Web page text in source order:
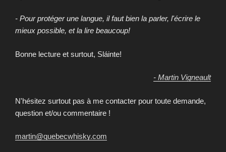
- Pour protéger une langue, il faut bien la parler, l'écrire le
mieux possible, et la lire beaucoup!
Bonne lecture et surtout, Sláinte!
- Martin Vigneault
N'hésitez surtout pas à me contacter pour toute demande,
question et/ou commentaire !
martin@quebecwhisky.com